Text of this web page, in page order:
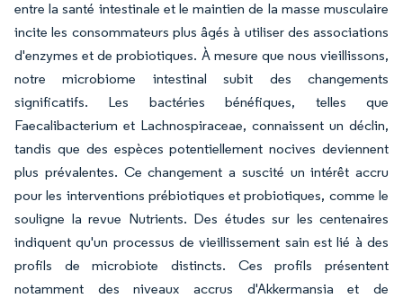
entre la santé intestinale et le maintien de la masse musculaire
incite les consommateurs plus âgés à utiliser des associations
d'enzymes et de probiotiques. À mesure que nous vieillissons,
notre microbiome intestinal subit des changements
significatifs. Les bactéries bénéfiques, telles que
Faecalibacterium et Lachnospiraceae, connaissent un déclin,
tandis que des espèces potentiellement nocives deviennent
plus prévalentes. Ce changement a suscité un intérêt accru
pour les interventions prébiotiques et probiotiques, comme le
souligne la revue Nutrients. Des études sur les centenaires
indiquent qu'un processus de vieillissement sain est lié à des
profils de microbiote distincts. Ces profils présentent
notamment des niveaux accrus d'Akkermansia et de